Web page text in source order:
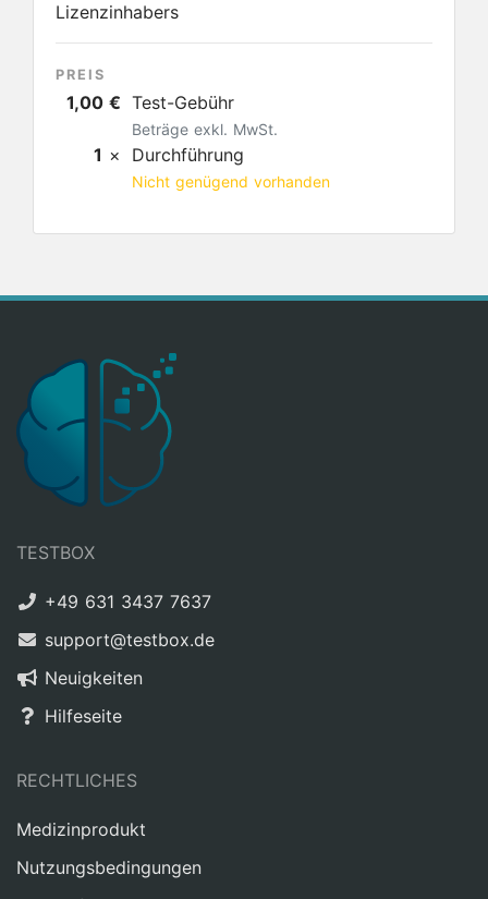
Lizenzinhabers
PREIS
1,00 € Test-Gebühr
Beträge exkl. MwSt.
1 × Durchführung
Nicht genügend vorhanden
TESTBOX
+49 631 3437 7637
support@testbox.de
Neuigkeiten
Hilfeseite
RECHTLICHES
Medizinprodukt
Nutzungsbedingungen